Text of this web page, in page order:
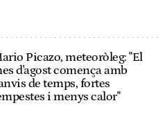
Picazo, meteoròleg: "El
d'agost comença amb
de temps, fortes
i menys calor"